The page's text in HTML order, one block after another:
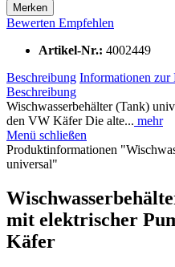
Merken
Bewerten Empfehlen
Artikel-Nr.: 4002449
Beschreibung Informationen zur
Beschreibung
Wischwasserbehälter (Tank)
den VW Käfer Die alte... mehr
Menü schließen
Produktinformationen
universal"
mit elektrischer
Käfer